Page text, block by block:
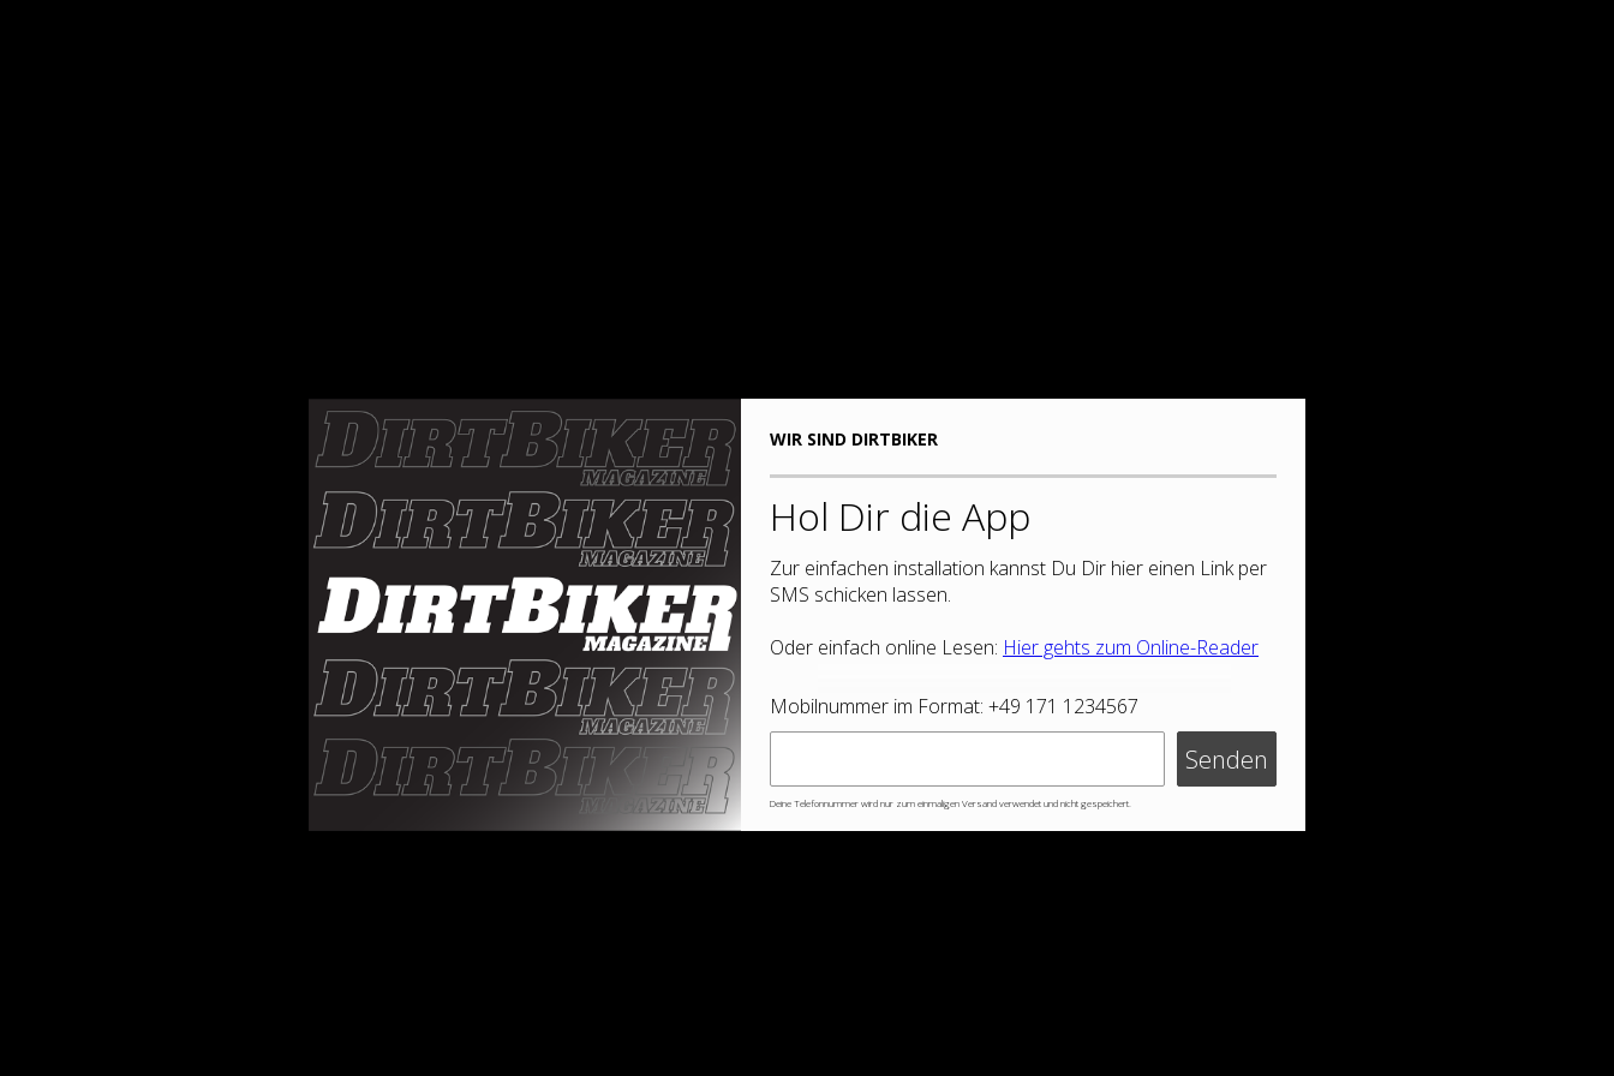
WIR SIND DIRTBIKER
Hol Dir die App
Zur einfachen installation kannst Du Dir hier einen Link per
SMS schicken lassen.
Oder einfach online Lesen: Hier gehts zum Online-Reader
Mobilnummer im Format: +49 171 1234567
Senden
Deine Telefonnummer wird nur zum einmaligen Versand verwendet und nicht gespeichert.